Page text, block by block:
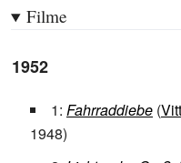
Filme
1952
1: Fahrraddiebe (
1948)